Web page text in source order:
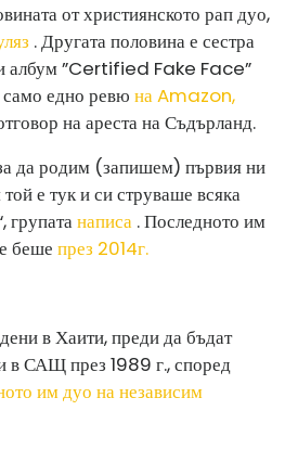
от християнското рап дуо,
. Другата половина е сестра
албум ”Certified Fake Face”
едно ревю на Amazon,
на ареста на Съдърланд.
да родим (запишем) първия ни
е тук и си струваше всяка
групатанаписа . Последното им
беше през 2014г.
в Хаити, преди да бъдат
в САЩ през 1989 г., според
им дуо на независим